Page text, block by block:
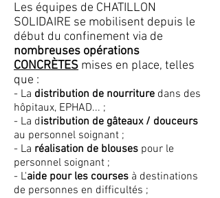
Les équipes de CHATILLON
SOLIDAIRE se mobilisent depuis le
début du confinement via de
nombreuses opérations
CONCRÈTES mises en place, telles
que :
- La distribution de nourriture dans des
hôpitaux, EPHAD... ;
- La distribution de gâteaux / douceurs
au personnel soignant ;
- La réalisation de blouses pour le
personnel soignant ;
- L'aide pour les courses à destinations
de personnes en difficultés ;